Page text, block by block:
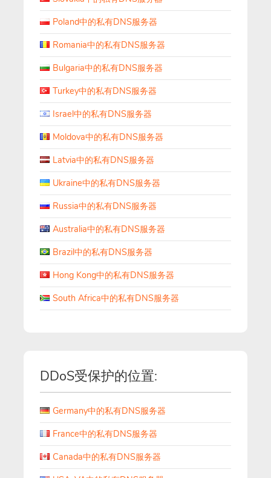
Poland中的私有DNS服务器
Romania中的私有DNS服务器
Bulgaria中的私有DNS服务器
Turkey中的私有DNS服务器
Israel中的私有DNS服务器
Moldova中的私有DNS服务器
Latvia中的私有DNS服务器
Ukraine中的私有DNS服务器
Russia中的私有DNS服务器
Australia中的私有DNS服务器
Brazil中的私有DNS服务器
Hong Kong中的私有DNS服务器
South Africa中的私有DNS服务器
DDoS受保护的位置:
Germany中的私有DNS服务器
France中的私有DNS服务器
Canada中的私有DNS服务器